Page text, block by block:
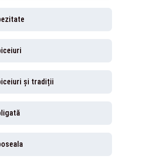
și tradiții